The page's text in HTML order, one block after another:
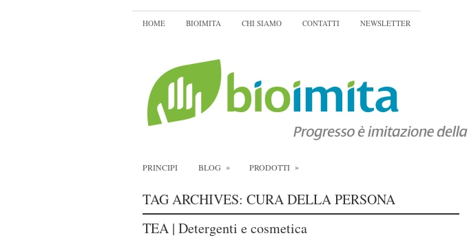
HOME BIOIMITA CHI SIAMO CONTATTI NEWSLETTER
PRINCIPI BLOG » PRODOTTI »
TAG ARCHIVES: CURA DELLA PERSONA
TEA | Detergenti e cosmetica